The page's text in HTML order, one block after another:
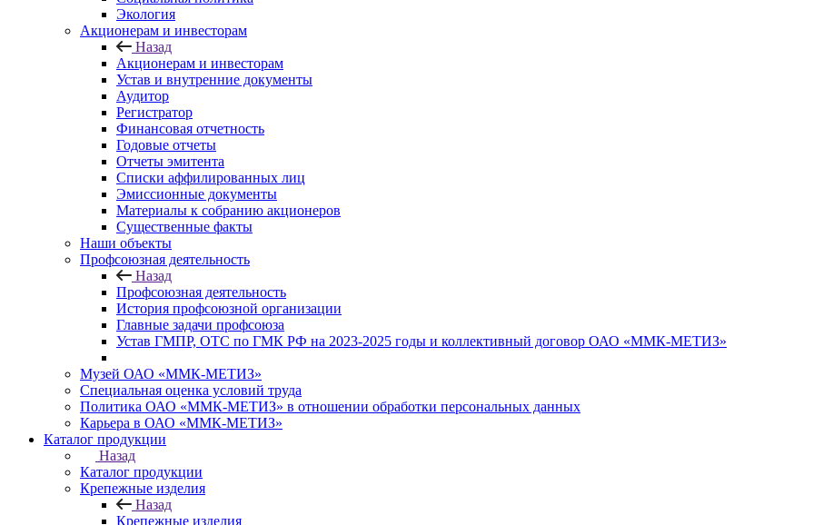
Экология
Акционерам и инвесторам
Назад
Акционерам и инвесторам
Устав и внутренние документы
Аудитор
Регистратор
Финансовая отчетность
Годовые отчеты
Отчеты эмитента
Списки аффилированных лиц
Эмиссионные документы
Материалы к собранию акционеров
Существенные факты
Наши объекты
Профсоюзная деятельность
Назад
Профсоюзная деятельность
История профсоюзной организации
Главные задачи профсоюза
Устав ГМПР, ОТС по ГМК РФ на 2023-2025 годы и коллективный договор ОАО «ММК-МЕТИЗ»
Музей ОАО «ММК-МЕТИЗ»
Специальная оценка условий труда
Политика ОАО «ММК-МЕТИЗ» в отношении обработки персональных данных
Карьера в ОАО «ММК-МЕТИЗ»
Каталог продукции
Назад
Каталог продукции
Крепежные изделия
Назад
Крепежные изделия